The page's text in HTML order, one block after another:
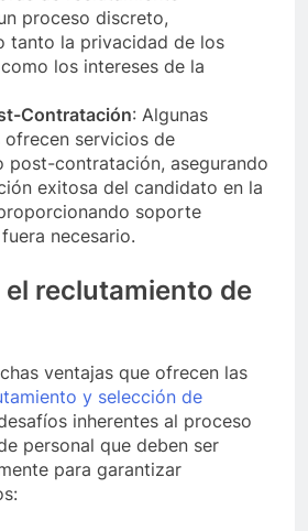
proceso discreto,
tanto la privacidad de los
los intereses de la
Contratación: Algunas
servicios de
post-contratación, asegurando
exitosa del candidato en la
soporte
necesario.
el reclutamiento de
ventajas que ofrecen las
y selección de
inherentes al proceso
personal que deben ser
para garantizar